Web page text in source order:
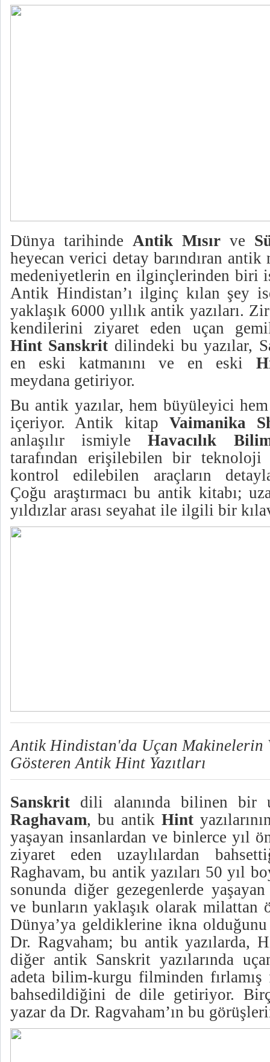
Dünya tarihinde Antik Mısır ve
heyecan verici detay barındıran
medeniyetlerin en ilginçlerinden biri
Antik Hindistan’ı ilginç kılan şey
yaklaşık 6000 yıllık antik yazıları.
kendilerini ziyaret eden uçan
Hint Sanskrit dilindeki bu yazılar,
en eski katmanını ve en eski
meydana getiriyor.
Bu antik yazılar, hem büyüleyici hem
içeriyor. Antik kitap Vaimanika
anlaşılır ismiyleHavacılık
tarafından erişilebilen bir
kontrol edilebilen araçların
Çoğu araştırmacı bu antik kitabı;
yıldızlar arası seyahat ile ilgili bir
Antik Hindistan'da Uçan Makinelerin
Gösteren Antik Hint Yazıtları
Sanskrit dili alanında bilinen bir
Raghavam, bu antik Hint
yaşayan insanlardan ve binlerce yıl
ziyaret eden uzaylılardan
Raghavam, bu antik yazıları 50 yıl
sonunda diğer gezegenlerde
ve bunların yaklaşık olarak milattan
Dünya’ya geldiklerine ikna
Dr. Ragvaham; bu antik yazılarda,
diğer antik Sanskrit yazılarında
adeta bilim-kurgu filminden
bahsedildiğini de dile getiriyor.
yazar da Dr. Ragvaham’ın bu